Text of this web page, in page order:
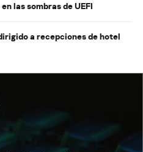
las sombras de UEFI
a recepciones de hotel